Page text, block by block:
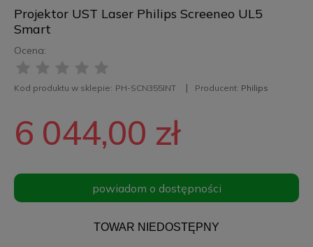
Projektor UST Laser Philips Screeneo UL5
Smart
Ocena:
Kod produktu w sklepie: PH-SCN355INT Producent: Philips
6 044,00 zł
powiadom o dostępności
TOWAR NIEDOSTĘPNY